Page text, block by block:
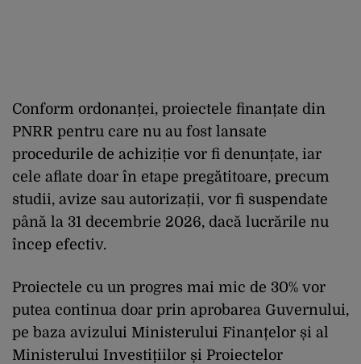
Conform ordonanței, proiectele finanțate din
PNRR pentru care nu au fost lansate
procedurile de achiziție vor fi denunțate, iar
cele aflate doar în etape pregătitoare, precum
studii, avize sau autorizații, vor fi suspendate
până la 31 decembrie 2026, dacă lucrările nu
încep efectiv.
Proiectele cu un progres mai mic de 30% vor
putea continua doar prin aprobarea Guvernului,
pe baza avizului Ministerului Finanțelor și al
Ministerului Investițiilor și Proiectelor